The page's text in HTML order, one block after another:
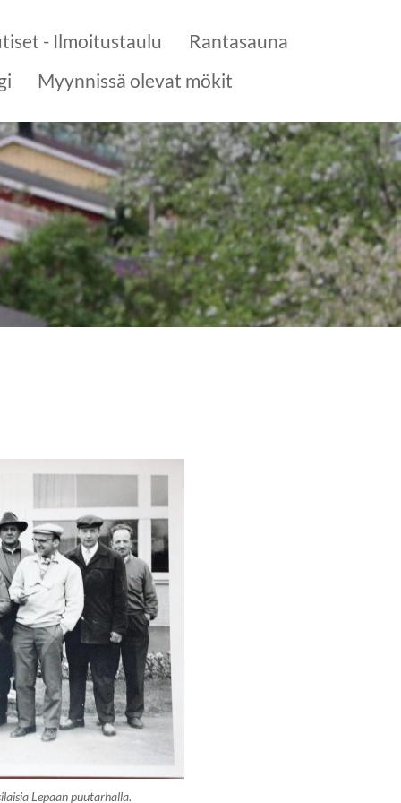
- Ilmoitustaulu
Rantasauna
Myynnissä olevat mökit
Lepaan puutarhalla.